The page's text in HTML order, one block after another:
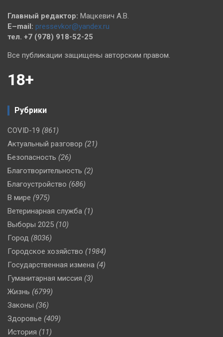
Главный редактор: Мацкевич А.В.
E–mail: pressevkor@yandex.ru
тел. +7 (978) 918-52-25
Все публикации защищены авторским правом.
18+
Рубрики
COVID-19 (861)
Актуальный разговор (21)
Безопасность (26)
Благотворительность (2)
Благоустройство (686)
В мире (975)
Ветеринарная служба (1)
Выборы 2025 (10)
Город (8036)
Городское хозяйство (1984)
Государственная измена (4)
Гуманитарная миссия (3)
Жизнь (6799)
Законы (36)
Здоровье (409)
История (11)